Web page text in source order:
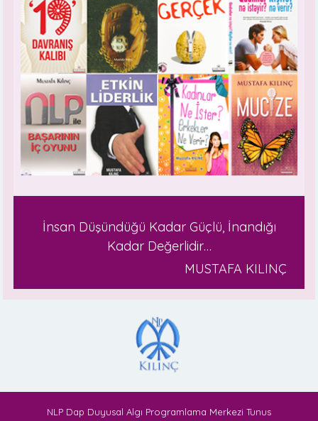
İnsan Düşündüğü Kadar Güçlü, İnandığı
Kadar Değerlidir…
MUSTAFA KILINÇ
NLP Dap Duyusal Algı Programlama Merkezi Tunus